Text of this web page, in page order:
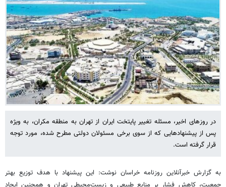
در روزهای اخیر، مسئله تغییر پایتخت ایران از تهران به منطقه مکران، به ویژه
پس از پیشنهادهایی که از سوی برخی مسئولان دولتی مطرح شده، مورد توجه
قرار گرفته است.
به گزارش خبرآنلاین روزنامه خراسان نوشت: این پیشنهاد با هدف توزیع بهتر
جمعیت، کاهش فشار بر منابع طبیعی و زیست‌محیطی تهران و همچنین ایجاد